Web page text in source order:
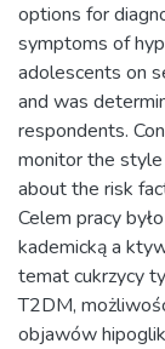
options for
symptoms of
adolescents on
and was
respondents.
monitor the
about the risk
Celem pracy
kademicką a
temat cukrzycy
T2DM,
objawów